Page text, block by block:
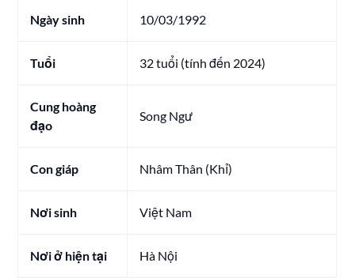
Ngày sinh 10/03/1992
Tuổi 32 tuổi (tính đến 2024)
Cung hoàng
đạo
Song Ngư
Con giáp Nhâm Thân (Khỉ)
Nơi sinh Việt Nam
Nơi ở hiện tại Hà Nội